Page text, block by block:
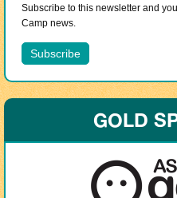
Subscribe to this newsletter and
Camp news.
GOLD